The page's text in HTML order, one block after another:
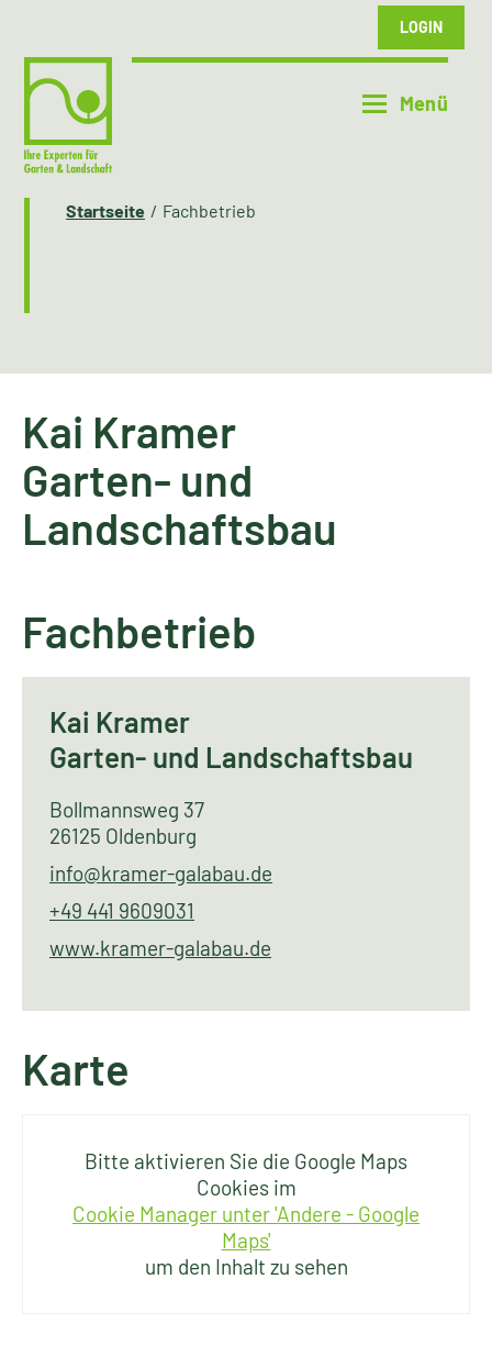
LOGIN
Startseite Fachbetrieb
Kai Kramer
Garten- und
Landschaftsbau
Fachbetrieb
Kai Kramer
Garten- und Landschaftsbau
Bollmannsweg 37
26125 Oldenburg
info@kramer-galabau.de
+49 441 9609031
www.kramer-galabau.de
Karte
Bitte aktivieren Sie die Google Maps
Cookies im
Cookie Manager unter 'Andere - Google
Maps'
um den Inhalt zu sehen